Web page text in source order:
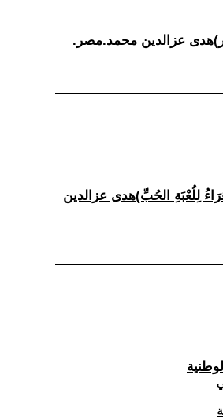
لِلُعْبَةِ الحُبِّ)هدى عزالدين